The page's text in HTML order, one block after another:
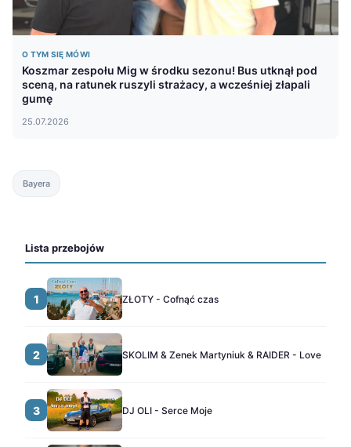
O TYM SIĘ MÓWI
Koszmar zespołu Mig w środku sezonu! Bus utknął pod
sceną, na ratunek ruszyli strażacy, a wcześniej złapali
gumę
25.07.2026
Bayera
Lista przebojów
1 ZŁOTY - Cofnąć czas
2 SKOLIM & Zenek Martyniuk & RAIDER - Love
3 DJ OLI - Serce Moje